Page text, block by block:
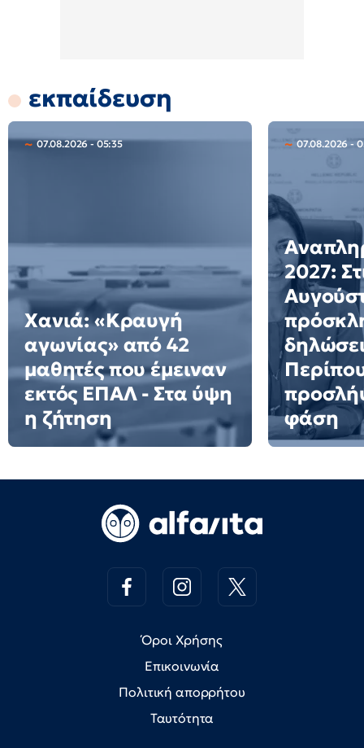
εκπαίδευση
07.08.2026 - 05:35
Χανιά: «Κραυγή
αγωνίας» από 42
μαθητές που έμειναν
εκτός ΕΠΑΛ - Στα ύψη
η ζήτηση
07.08.2026 -
2027:
φάση
Όροι Χρήσης
Επικοινωνία
Πολιτική απορρήτου
Ταυτότητα